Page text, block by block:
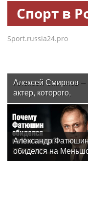
Спорт в
Sport.russia24.pro
Алексей Смирнов –
актер, которого,
надеюсь, еще не
забыли
Александр
обиделся на
когда не получил